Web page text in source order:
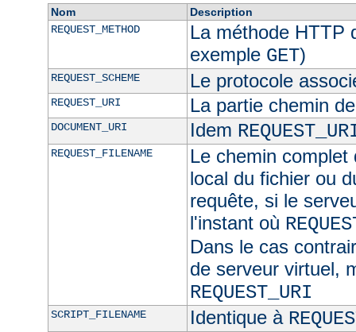
Nom
Description
REQUEST_METHOD
La méthode HTTP
exemple GET)
REQUEST_SCHEME Le protocole
REQUEST_URI La partie chemin
DOCUMENT_URI Idem
REQUEST_FILENAME
Le chemin
local du fichier ou
requête, si le
l'instant où
Dans le cas
de serveur virtuel,
REQUEST_URI
SCRIPT_FILENAME Identique à